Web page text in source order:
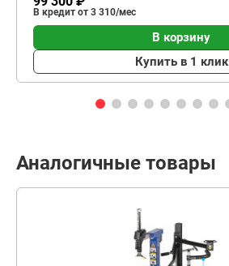
В кредит от 3 310/мес
В корзину
Купить в 1 клик
Аналогичные товары